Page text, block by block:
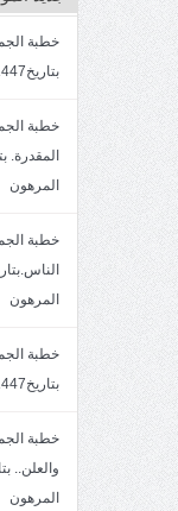
بتاريخ4/3/1447. سماحة الشيخ مصطفى المرهون
المرهون
المرهون
بتاريخ6/2/1447.سماحة الشيخ مصطفى المرهون
المرهون